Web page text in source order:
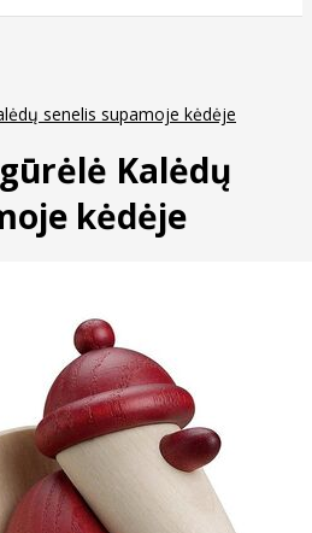
senelis supamoje kėdėje
Kalėdų
kėdėje